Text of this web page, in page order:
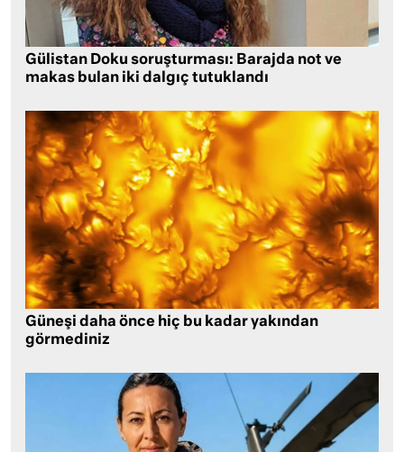
Gülistan Doku soruşturması: Barajda not ve
makas bulan iki dalgıç tutuklandı
Güneşi daha önce hiç bu kadar yakından
görmediniz